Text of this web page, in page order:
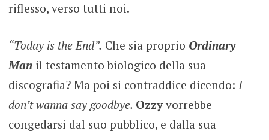
riflesso, verso tutti noi.
“Today is the End”. Che sia proprio Ordinary
Manil testamento biologico della sua
discografia? Ma poi si contraddice dicendo: I
don’t wanna say goodbye. Ozzyvorrebbe
congedarsi dal suo pubblico, e dalla sua